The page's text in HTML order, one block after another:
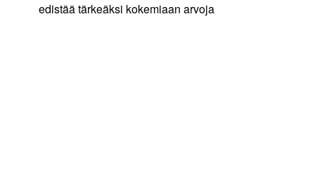
edistää tärkeäksi kokemiaan arvoja